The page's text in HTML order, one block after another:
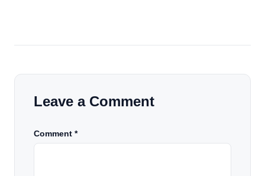
Leave a Comment
Comment *